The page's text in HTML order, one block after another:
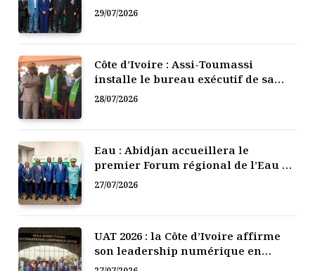
numérique de la Côte d’Ivoire
29/07/2026
Côte d’Ivoire : Assi-Toumassi
installe le bureau exécutif de sa
mutuelle de développement
28/07/2026
Eau : Abidjan accueillera le
premier Forum régional de l’Eau de
l’Afrique de l’Ouest
27/07/2026
UAT 2026 : la Côte d’Ivoire affirme
son leadership numérique en
Afrique